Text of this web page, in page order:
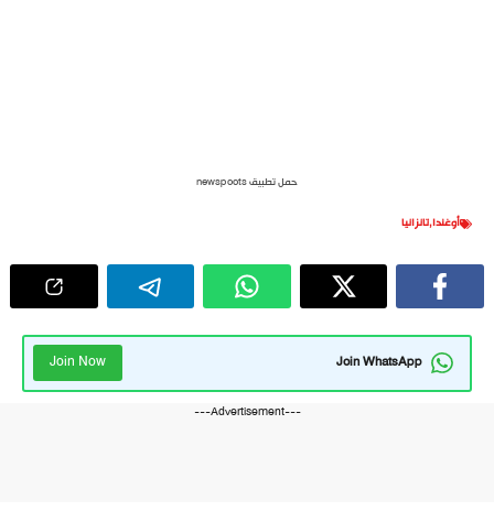
حمل تطبيق newspoots
أوغندا,تانزانيا
Join WhatsApp
Join Now
---Advertisement---